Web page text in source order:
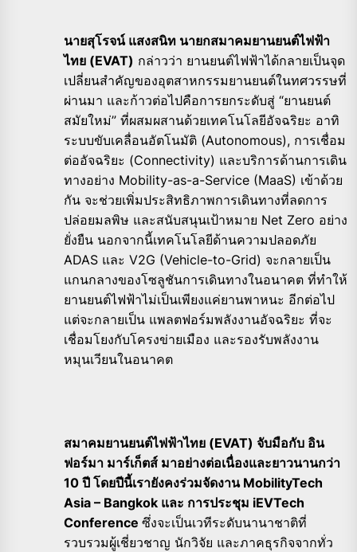
นายสุโรจน์ แสงสนิท นายกสมาคมยานยนต์ไฟฟ้า
ไทย (EVAT) กล่าวว่า ยานยนต์ไฟฟ้าได้กลายเป็นจุด
เปลี่ยนสำคัญของอุตสาหกรรมยานยนต์ในทศวรรษที่
ผ่านมา และก้าวต่อไปคือการยกระดับสู่ “ยานยนต์
สมัยใหม่” ที่ผสมผสานด้วยเทคโนโลยีอัจฉริยะ อาทิ
ระบบขับเคลื่อนอัตโนมัติ (Autonomous), การเชื่อม
ต่ออัจฉริยะ (Connectivity) และบริการด้านการเดิน
ทางอย่าง Mobility-as-a-Service (MaaS) เข้าด้วย
กัน จะช่วยเพิ่มประสิทธิภาพการเดินทางที่ลดการ
ปล่อยมลพิษ และสนับสนุนเป้าหมาย Net Zero อย่าง
ยั่งยืน นอกจากนี้เทคโนโลยีด้านความปลอดภัย
ADAS และ V2G (Vehicle-to-Grid) จะกลายเป็น
แกนกลางของโซลูชันการเดินทางในอนาคต ที่ทำให้
ยานยนต์ไฟฟ้าไม่เป็นเพียงแค่ยานพาหนะ อีกต่อไป
แต่จะกลายเป็น แพลตฟอร์มพลังงานอัจฉริยะ ที่จะ
เชื่อมโยงกับโครงข่ายเมือง และรองรับพลังงาน
หมุนเวียนในอนาคต
สมาคมยานยนต์ไฟฟ้าไทย (EVAT) จับมือกับ อิน
ฟอร์มา มาร์เก็ตส์ มาอย่างต่อเนื่องและยาวนานกว่า
10 ปี โดยปีนี้เรายังคงร่วมจัดงาน MobilityTech
Asia – Bangkok และ การประชุม iEVTech
Conference ซึ่งจะเป็นเวทีระดับนานาชาติที่
รวบรวมผู้เชี่ยวชาญ นักวิจัย และภาคธุรกิจจากทั่ว